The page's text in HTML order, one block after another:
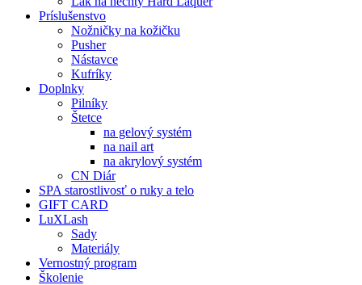
Príslušenstvo
Nožničky na kožičku
Pusher
Nástavce
Kufríky
Doplnky
Pilníky
Štetce
na gelový systém
na nail art
na akrylový systém
CN Diár
SPA starostlivosť o ruky a telo
GIFT CARD
LuXLash
Sady
Materiály
Vernostný program
Školenie